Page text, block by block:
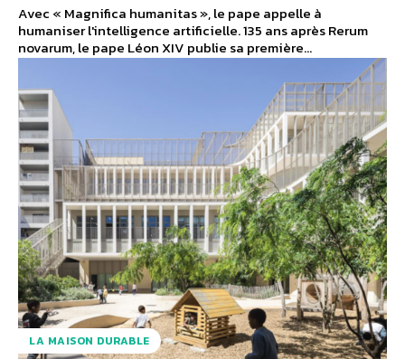
Avec « Magnifica humanitas », le pape appelle à
humaniser l'intelligence artificielle. 135 ans après Rerum
novarum, le pape Léon XIV publie sa première...
LA MAISON DURABLE